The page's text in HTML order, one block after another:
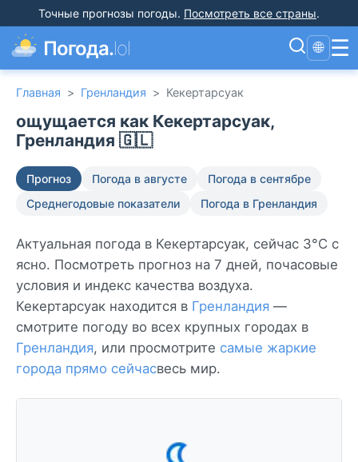
Точные прогнозы погоды. Посмотреть все страны.
Погода.lol 🌐 ☰
Главная > Гренландия > Кекертарсуак
ощущается как Кекертарсуак,
Гренландия 🇬🇱
Прогноз Погода в августе
Погода в сентябре
Среднегодовые показатели
Погода в Гренландия
Актуальная погода в Кекертарсуак, сейчас 3°C с
ясно. Посмотреть прогноз на 7 дней, почасовые
условия и индекс качества воздуха.
Кекертарсуак находится в Гренландия —
смотрите погоду во всех крупных городах в
Гренландия, или просмотрите самые жаркие
города прямо сейчасвесь мир.